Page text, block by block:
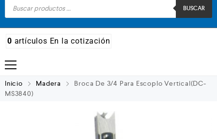
BUSCAR
0 artículos En la cotización
Madera
Metal
Automotriz e hidráulico
Inicio Madera
Broca De 3/4 Para Escoplo Vertical(DC-
MS3840)